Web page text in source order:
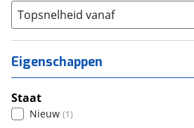
Topsnelheid vanaf
Eigenschappen
Staat
Nieuw (1)